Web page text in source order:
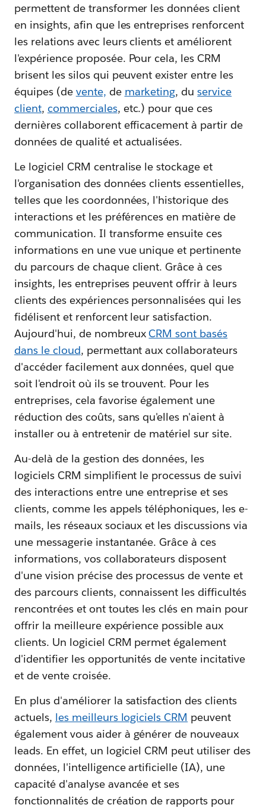
permettent de transformer les données client
en insights, afin que les entreprises renforcent
les relations avec leurs clients et améliorent
l'expérience proposée. Pour cela, les CRM
brisent les silos qui peuvent exister entre les
équipes (de vente, de marketing, duservice
client, commerciales, etc.) pour que ces
dernières collaborent efficacement à partir de
données de qualité et actualisées.
Le logiciel CRM centralise le stockage et
l'organisation des données clients essentielles,
telles que les coordonnées, l'historique des
interactions et les préférences en matière de
communication. Il transforme ensuite ces
informations en une vue unique et pertinente
du parcours de chaque client. Grâce à ces
insights, les entreprises peuvent offrir à leurs
clients des expériences personnalisées qui les
fidélisent et renforcent leur satisfaction.
Aujourd'hui, de nombreuxCRM sont basés
dans le cloud, permettant aux collaborateurs
d'accéder facilement aux données, quel que
soit l'endroit où ils se trouvent. Pour les
entreprises, cela favorise également une
réduction des coûts, sans qu'elles n'aient à
installer ou à entretenir de matériel sur site.
Au-delà de la gestion des données, les
logiciels CRM simplifient le processus de suivi
des interactions entre une entreprise et ses
clients, comme les appels téléphoniques, les e-
mails, les réseaux sociaux et les discussions via
une messagerie instantanée. Grâce à ces
informations, vos collaborateurs disposent
d'une vision précise des processus de vente et
des parcours clients, connaissent les difficultés
rencontrées et ont toutes les clés en main pour
offrir la meilleure expérience possible aux
clients. Un logiciel CRM permet également
d'identifier les opportunités de vente incitative
et de vente croisée.
En plus d'améliorer la satisfaction des clients
actuels, les meilleurs logiciels CRM peuvent
également vous aider à générer de nouveaux
leads. En effet, un logiciel CRM peut utiliser des
données, l'intelligence artificielle (IA), une
capacité d'analyse avancée et ses
fonctionnalités de création de rapports pour